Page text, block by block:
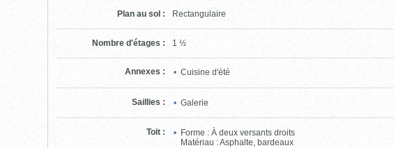
pour
fermer)
Plan au sol : Rectangulaire
Nombre d'étages : 1 ½
Annexes : Cuisine d'été
Saillies : Galerie
Toit :
Forme : À deux versants droits
Matériau : Asphalte, bardeaux